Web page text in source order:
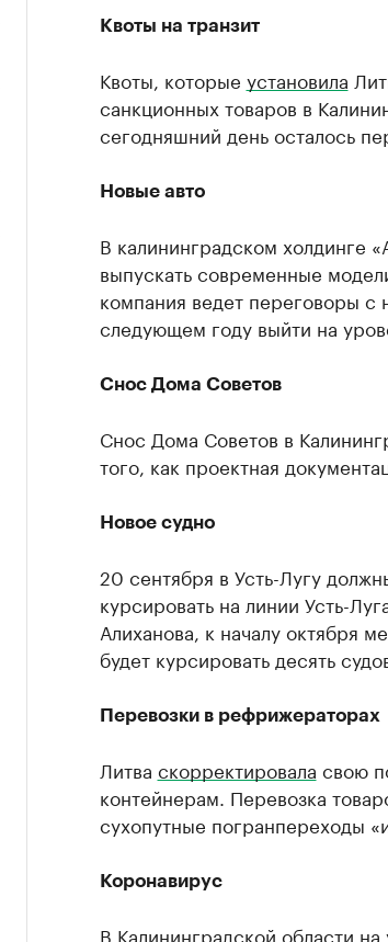
Квоты на транзит
Квоты, которые установила
санкционных товаров в
сегодняшний день осталось
Новые авто
В калининградском холдинге
выпускать современные
компания ведет переговоры
следующем году выйти на
Снос Дома Советов
Снос Дома Советов в
того, как проектная
Новое судно
20 сентября в Усть-Лугу
курсировать на линии Усть-
Алиханова, к началу октября
будет курсировать десять
Перевозки в рефрижераторах
Литва скорректировала свою
контейнерам. Перевозка
сухопутные погранпереходы
Коронавирус
В Калининградской области